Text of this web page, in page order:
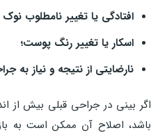
افتادگی یا تغییر نامطلوب نوک
اسکار یا تغییر رنگ پوست؛
نارضایتی از نتیجه و نیاز به
اگر بینی در جراحی قبلی بیش از
باشد، اصلاح آن ممکن است به